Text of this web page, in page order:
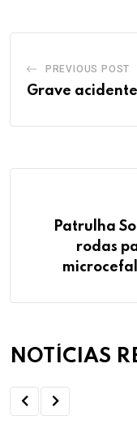
PREVIOUS POST
Grave
Patrulha
rodas
NOTÍCIAS